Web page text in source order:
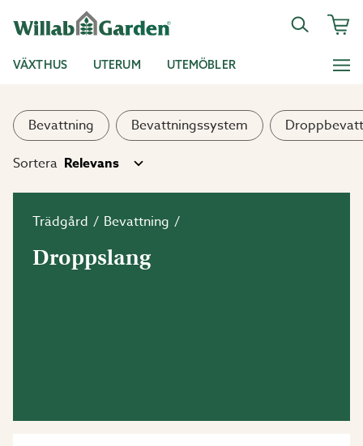
VÄXTHUS UTERUM UTEMÖBLER
Bevattning Bevattningssystem
Sortera
Trädgård Bevattning
Droppslang